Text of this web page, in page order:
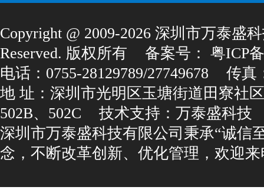
Copyright@2009-2026深圳市万泰盛
Reserved.版权所有
备案号：
粤ICP
电话：0755-28129789/27749678
传真
地址：深圳市光明区玉塘街道田寮社
502B、502C
技术支持： 万泰盛科技
深圳市万泰盛科技有限公司秉承“诚信
念，不断改革创新、优化管理，欢迎